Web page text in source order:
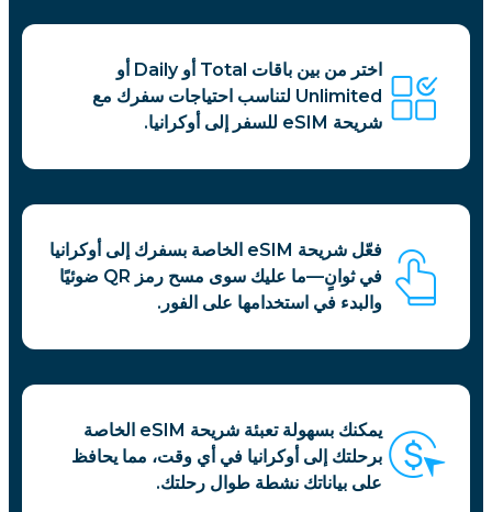
اختر من بين باقات Total أو Daily أو
Unlimited لتناسب احتياجات سفرك مع
شريحة eSIM للسفر إلى أوكرانيا.
فعّل شريحة eSIM الخاصة بسفرك إلى أوكرانيا
في ثوانٍ—ما عليك سوى مسح رمز QR ضوئيًا
والبدء في استخدامها على الفور.
يمكنك بسهولة تعبئة شريحة eSIM الخاصة
برحلتك إلى أوكرانيا في أي وقت، مما يحافظ
على بياناتك نشطة طوال رحلتك.